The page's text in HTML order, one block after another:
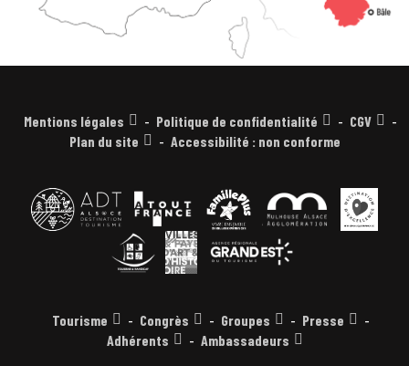
Mentions légales Politique de confidentialité
CGV
Plan du site
Accessibilité : non conforme
Tourisme Congrès Groupes
Presse
Adhérents
Ambassadeurs